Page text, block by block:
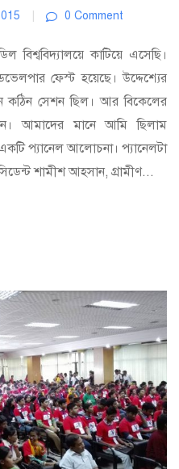
0 Comment
কাটিয়ে এসেছি।
ফেস্ট হয়েছে। উদ্দেশ্যের
কঠিন সেশন ছিল। আর বিকেলের
আমাদের মানে আমি ছিলাম
প্যানেল আলোচনা। প্যানেলটা
শামীশ আহসান, গ্রামীণ...